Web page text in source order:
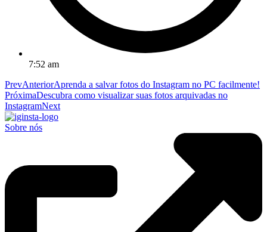
7:52 am
PrevAnteriorAprenda a salvar fotos do Instagram no PC facilmente!
PróximaDescubra como visualizar suas fotos arquivadas no
InstagramNext
Sobre nós